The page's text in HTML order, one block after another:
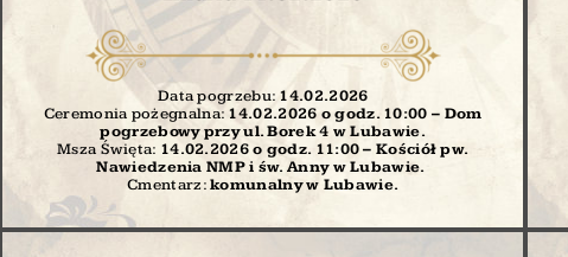
Data pogrzebu: 14.02.2026
Ceremonia pożegnalna: 14.02.2026 o godz. 10:00 – Dom
pogrzebowy przy ul. Borek 4 w Lubawie.
Msza Święta: 14.02.2026 o godz. 11:00– Kościół pw.
Nawiedzenia NMP i św. Anny w Lubawie.
Cmentarz:komunalny w Lubawie.